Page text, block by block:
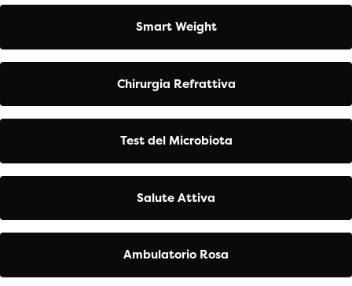
Smart Weight
Chirurgia Refrattiva
Test del Microbiota
Salute Attiva
Ambulatorio Rosa